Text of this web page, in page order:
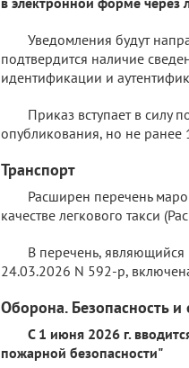
Уведомления будут
подтвердится наличие
идентификации и
Приказ вступает в силу
опубликования, но не ранее
Транспорт
Расширен перечень
качестве легкового такси
В перечень,
24.03.2026 N 592-р,
Оборона. Безопасность
С 1 июня 2026 г.
пожарной безопасности"